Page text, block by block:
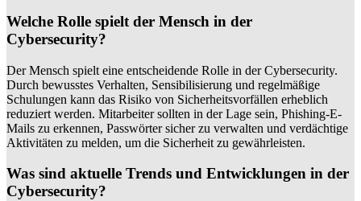
Welche Rolle spielt der Mensch in der
Cybersecurity?
Der Mensch spielt eine entscheidende Rolle in der Cybersecurity.
Durch bewusstes Verhalten, Sensibilisierung und regelmäßige
Schulungen kann das Risiko von Sicherheitsvorfällen erheblich
reduziert werden. Mitarbeiter sollten in der Lage sein, Phishing-E-
Mails zu erkennen, Passwörter sicher zu verwalten und verdächtige
Aktivitäten zu melden, um die Sicherheit zu gewährleisten.
Was sind aktuelle Trends und Entwicklungen in der
Cybersecurity?